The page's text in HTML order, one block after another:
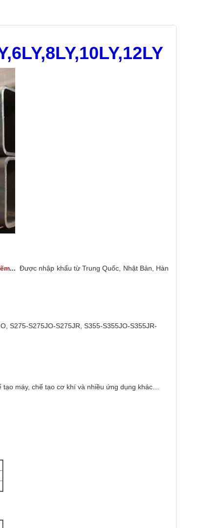
...Được nhập khẩu từ Trung Quốc, Nhật Bản, Hàn
S275-S275JO-S275JR, S355-S355JO-S355JR-
máy, chế tạo cơ khí và nhiều ứng dụng khác…